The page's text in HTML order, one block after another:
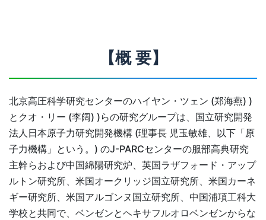
【概 要】
北京高圧科学研究センターのハイヤン・ツェン (郑海燕) )
とクオ・リー (李阔) )らの研究グループは、国立研究開発
法人日本原子力研究開発機構 (理事長 児玉敏雄、以下「原
子力機構」という。) のJ-PARCセンターの服部高典研究
主幹らおよび中国綿陽研究炉、英国ラザフォード・アップ
ルトン研究所、米国オークリッジ国立研究所、米国カーネ
ギー研究所、米国アルゴンヌ国立研究所、中国浦項工科大
学校と共同で、ベンゼンとヘキサフルオロベンゼンからな